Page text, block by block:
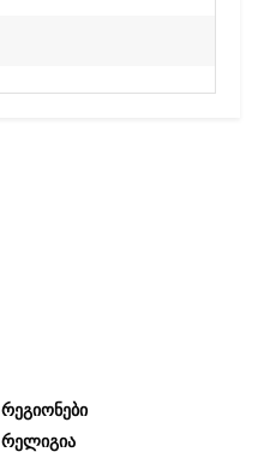
Რეგიონები
Რელიგია